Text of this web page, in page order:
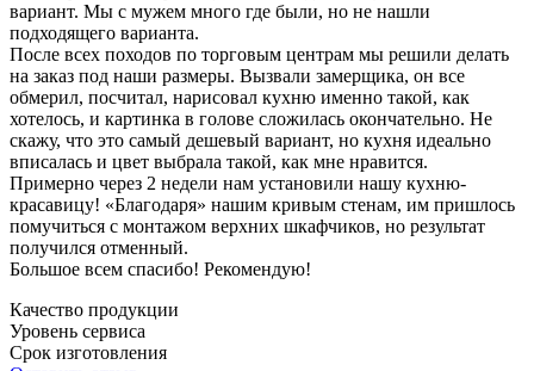
вариант. Мы с мужем много где были, но не нашли
подходящего варианта.
После всех походов по торговым центрам мы решили делать
на заказ под наши размеры. Вызвали замерщика, он все
обмерил, посчитал, нарисовал кухню именно такой, как
хотелось, и картинка в голове сложилась окончательно. Не
скажу, что это самый дешевый вариант, но кухня идеально
вписалась и цвет выбрала такой, как мне нравится.
Примерно через 2 недели нам установили нашу кухню-
красавицу! «Благодаря» нашим кривым стенам, им пришлось
помучиться с монтажом верхних шкафчиков, но результат
получился отменный.
Большое всем спасибо! Рекомендую!
Качество продукции
Уровень сервиса
Срок изготовления